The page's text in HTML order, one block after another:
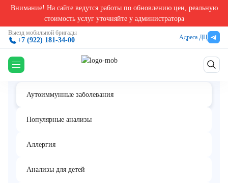
Внимание! На сайте ведутся работы по обновлению цен, реальную
стоимость услуг уточняйте у администратора
Выезд мобильной бригады
+7 (922) 181-34-00 Адреса ДЦ
Анализы на аутоиммунные заболевания Антитела к тромбоцитам, IgG
Антитела к тромбоцитам, IgG
Аутоиммунные заболевания
Популярные анализы
Аллергия
Анализы для детей